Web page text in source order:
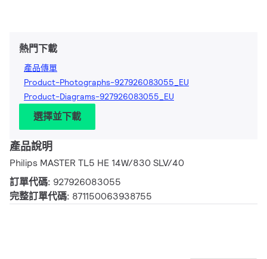
熱門下載
產品傳單
Product-Photographs-927926083055_EU
Product-Diagrams-927926083055_EU
選擇並下載
產品說明
Philips MASTER TL5 HE 14W/830 SLV/40
訂單代碼: 927926083055
完整訂單代碼: 871150063938755